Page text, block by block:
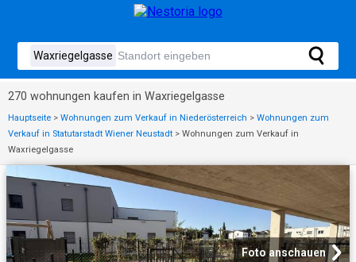
270 wohnungen kaufen in Waxriegelgasse
Hauptseite > Wohnungen zum Verkauf in Niederösterreich > Wohnungen zum
Verkauf in Statutarstadt Wiener Neustadt > Wohnungen zum Verkauf in
Waxriegelgasse
Foto anschauen